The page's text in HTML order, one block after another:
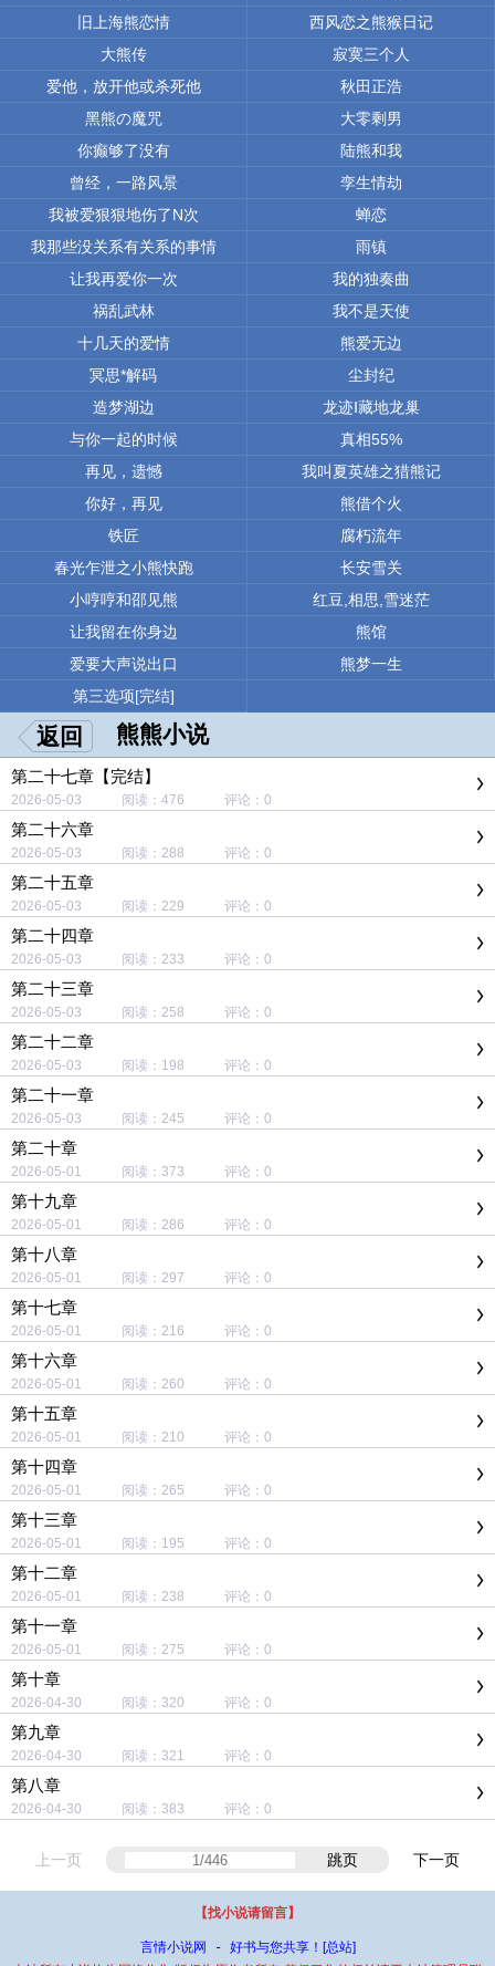
旧上海熊恋情
西风恋之熊猴日记
大熊传
寂寞三个人
爱他，放开他或杀死他
秋田正浩
黑熊の魔咒
大零剩男
你癫够了没有
陆熊和我
曾经，一路风景
孪生情劫
我被爱狠狠地伤了N次
蝉恋
我那些没关系有关系的事情
雨镇
让我再爱你一次
我的独奏曲
祸乱武林
我不是天使
十几天的爱情
熊爱无边
冥思*解码
尘封纪
造梦湖边
龙迹Ⅰ藏地龙巢
与你一起的时候
真相55%
再见，遗憾
我叫夏英雄之猎熊记
你好，再见
熊借个火
铁匠
腐朽流年
春光乍泄之小熊快跑
长安雪关
小哼哼和邵见熊
红豆,相思,雪迷茫
让我留在你身边
熊馆
爱要大声说出口
熊梦一生
第三选项[完结]
返回 熊熊小说
第二十七章【完结】
2026-05-03 阅读：476 评论：0
第二十六章
2026-05-03 阅读：288 评论：0
第二十五章
2026-05-03 阅读：229 评论：0
第二十四章
2026-05-03 阅读：233 评论：0
第二十三章
2026-05-03 阅读：258 评论：0
第二十二章
2026-05-03 阅读：198 评论：0
第二十一章
2026-05-03 阅读：245 评论：0
第二十章
2026-05-01 阅读：373 评论：0
第十九章
2026-05-01 阅读：286 评论：0
第十八章
2026-05-01 阅读：297 评论：0
第十七章
2026-05-01 阅读：216 评论：0
第十六章
2026-05-01 阅读：260 评论：0
第十五章
2026-05-01 阅读：210 评论：0
第十四章
2026-05-01 阅读：265 评论：0
第十三章
2026-05-01 阅读：195 评论：0
第十二章
2026-05-01 阅读：238 评论：0
第十一章
2026-05-01 阅读：275 评论：0
第十章
2026-04-30 阅读：320 评论：0
第九章
2026-04-30 阅读：321 评论：0
第八章
2026-04-30 阅读：383 评论：0
上一页 跳页 下一页
【找小说请留言】
言情小说网 - 好书与您共享！ [总站]